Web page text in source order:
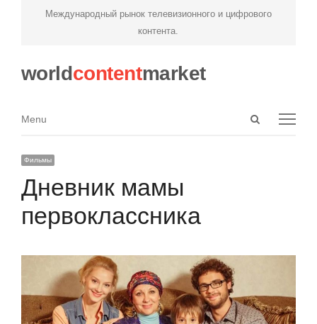
Международный рынок телевизионного и цифрового
контента.
worldcontentmarket
Open
Menu
Menu
Фильмы
Дневник мамы
первоклассника